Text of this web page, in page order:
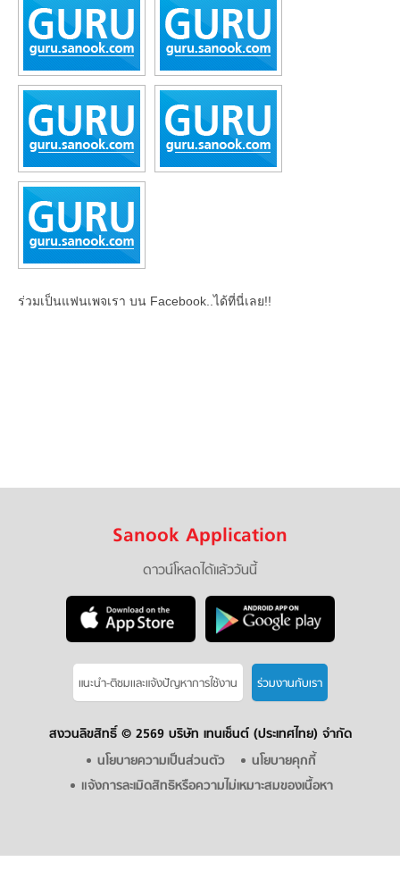
ร่วมเป็นแฟนเพจเรา บน Facebook..ได้ที่นี่เลย!!
Sanook Application
ดาวน์โหลดได้แล้ววันนี้
แนะนำ-ติชมเเละแจ้งปัญหาการใช้งาน ร่วมงานกับเรา
สงวนลิขสิทธิ์ © 2569 บริษัท เทนเซ็นต์ (ประเทศไทย) จำกัด
นโยบายความเป็นส่วนตัว
นโยบายคุกกี้
แจ้งการละเมิดสิทธิหรือความไม่เหมาะสมของเนื้อหา